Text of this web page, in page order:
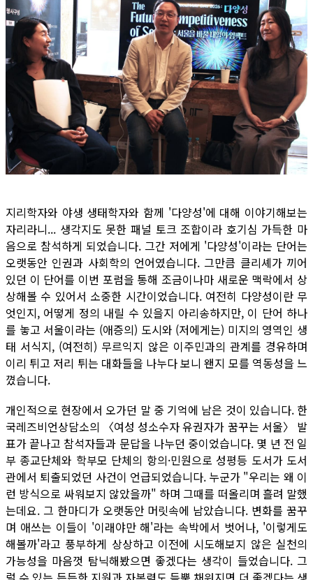
지리학자와 야생 생태학자와 함께 '다양성'에 대해 이야기해보는
자리라니... 생각지도 못한 패널 토크 조합이라 호기심 가득한 마
음으로 참석하게 되었습니다. 그간 저에게 '다양성'이라는 단어는
오랫동안 인권과 사회학의 언어였습니다. 그만큼 클리셰가 끼어
있던 이 단어를 이번 포럼을 통해 조금이나마 새로운 맥락에서 상
상해볼 수 있어서 소중한 시간이었습니다. 여전히 다양성이란 무
엇인지, 어떻게 정의 내릴 수 있을지 아리송하지만, 이 단어 하나
를 놓고 서울이라는 (애증의) 도시와 (저에게는) 미지의 영역인 생
태 서식지, (여전히) 무르익지 않은 이주민과의 관계를 경유하며
이리 튀고 저리 튀는 대화들을 나누다 보니 왠지 모를 역동성을 느
꼈습니다.
개인적으로 현장에서 오가던 말 중 기억에 남은 것이 있습니다. 한
국레즈비언상담소의 〈여성 성소수자 유권자가 꿈꾸는 서울〉 발
표가 끝나고 참석자들과 문답을 나누던 중이었습니다. 몇 년 전 일
부 종교단체와 학부모 단체의 항의·민원으로 성평등 도서가 도서
관에서 퇴출되었던 사건이 언급되었습니다. 누군가 "우리는 왜 이
런 방식으로 싸워보지 않았을까" 하며 그때를 떠올리며 흘려 말했
는데요. 그 한마디가 오랫동안 머릿속에 남았습니다. 변화를 꿈꾸
며 애쓰는 이들이 '이래야만 해'라는 속박에서 벗어나, '이렇게도
해볼까'라고 풍부하게 상상하고 이전에 시도해보지 않은 실천의
가능성을 마음껏 탐닉해봤으면 좋겠다는 생각이 들었습니다. 그